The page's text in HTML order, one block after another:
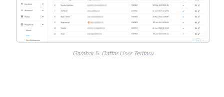
Gambar 5. Daftar User Terbaru